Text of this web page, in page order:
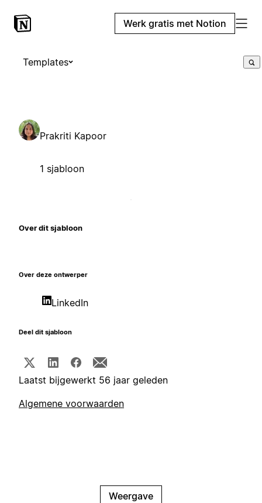
Werk gratis met Notion
Templates
Prakriti Kapoor
1 sjabloon
Over dit sjabloon
Over deze ontwerper
LinkedIn
Deel dit sjabloon
Laatst bijgewerkt 56 jaar geleden
Algemene voorwaarden
Weergave